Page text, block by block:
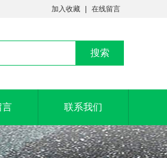
加入收藏 在线留言
言 联系我们